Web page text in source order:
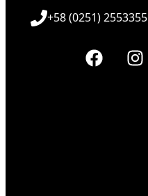
+58 (0251) 2553355